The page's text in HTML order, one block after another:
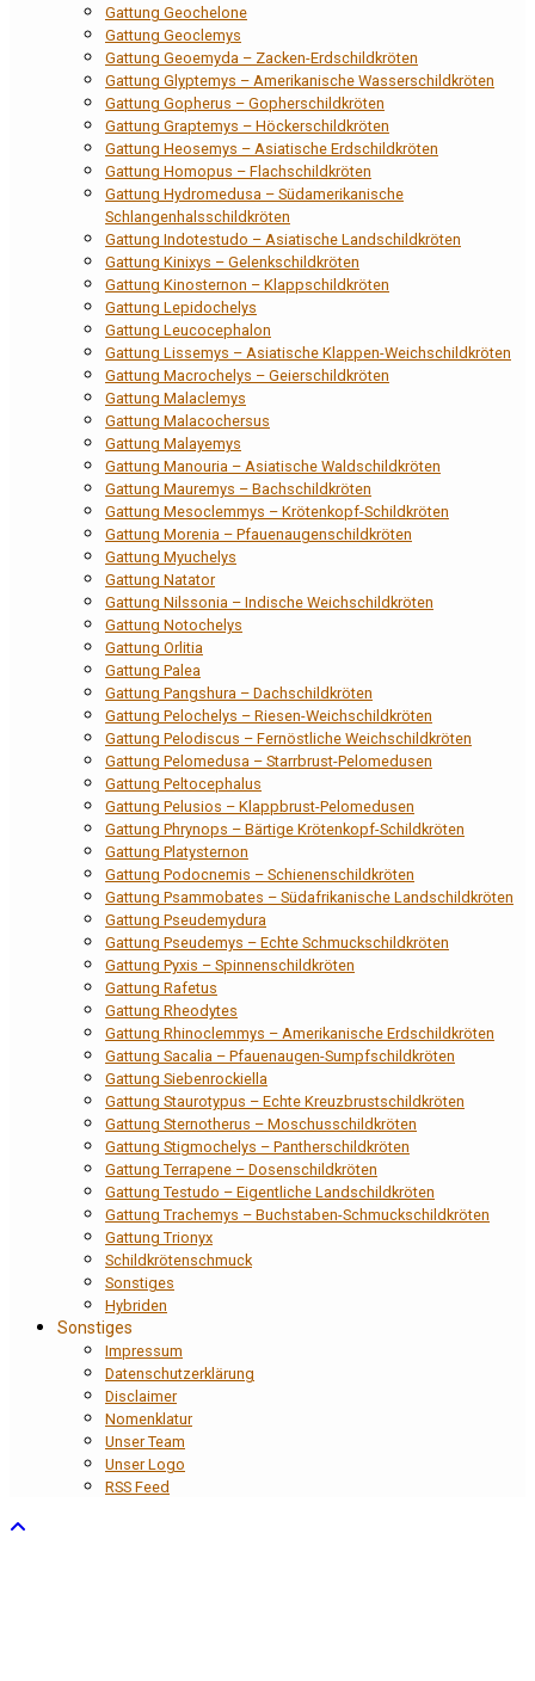
Gattung Geochelone
Gattung Geoclemys
Gattung Geoemyda – Zacken-Erdschildkröten
Gattung Glyptemys – Amerikanische Wasserschildkröten
Gattung Gopherus – Gopherschildkröten
Gattung Graptemys – Höckerschildkröten
Gattung Heosemys – Asiatische Erdschildkröten
Gattung Homopus – Flachschildkröten
Gattung Hydromedusa – Südamerikanische
Schlangenhalsschildkröten
Gattung Indotestudo – Asiatische Landschildkröten
Gattung Kinixys – Gelenkschildkröten
Gattung Kinosternon – Klappschildkröten
Gattung Lepidochelys
Gattung Leucocephalon
Gattung Lissemys – Asiatische Klappen-Weichschildkröten
Gattung Macrochelys – Geierschildkröten
Gattung Malaclemys
Gattung Malacochersus
Gattung Malayemys
Gattung Manouria – Asiatische Waldschildkröten
Gattung Mauremys – Bachschildkröten
Gattung Mesoclemmys – Krötenkopf-Schildkröten
Gattung Morenia – Pfauenaugenschildkröten
Gattung Myuchelys
Gattung Natator
Gattung Nilssonia – Indische Weichschildkröten
Gattung Notochelys
Gattung Orlitia
Gattung Palea
Gattung Pangshura – Dachschildkröten
Gattung Pelochelys – Riesen-Weichschildkröten
Gattung Pelodiscus – Fernöstliche Weichschildkröten
Gattung Pelomedusa – Starrbrust-Pelomedusen
Gattung Peltocephalus
Gattung Pelusios – Klappbrust-Pelomedusen
Gattung Phrynops – Bärtige Krötenkopf-Schildkröten
Gattung Platysternon
Gattung Podocnemis – Schienenschildkröten
Gattung Psammobates – Südafrikanische Landschildkröten
Gattung Pseudemydura
Gattung Pseudemys – Echte Schmuckschildkröten
Gattung Pyxis – Spinnenschildkröten
Gattung Rafetus
Gattung Rheodytes
Gattung Rhinoclemmys – Amerikanische Erdschildkröten
Gattung Sacalia – Pfauenaugen-Sumpfschildkröten
Gattung Siebenrockiella
Gattung Staurotypus – Echte Kreuzbrustschildkröten
Gattung Sternotherus – Moschusschildkröten
Gattung Stigmochelys – Pantherschildkröten
Gattung Terrapene – Dosenschildkröten
Gattung Testudo – Eigentliche Landschildkröten
Gattung Trachemys – Buchstaben-Schmuckschildkröten
Gattung Trionyx
Schildkrötenschmuck
Sonstiges
Hybriden
Sonstiges
Impressum
Datenschutzerklärung
Disclaimer
Nomenklatur
Unser Team
Unser Logo
RSS Feed